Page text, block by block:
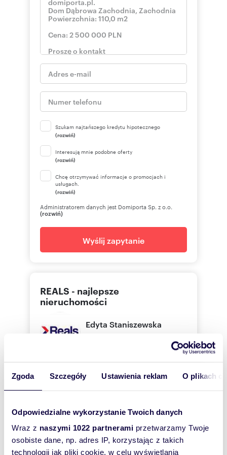
Zgoda Szczegóły Ustawienia reklam O plikach
Odpowiedzialne wykorzystanie Twoich danych
Wraz z naszymi 1022 partnerami przetwarzamy Twoje
osobiste dane, np. adres IP, korzystając z takich
technologii jak pliki cookie, w celu wyświetlania
Numer oferty: 47405/3376/ODS
Szukam najtańszego kredytu hipotecznego
(rozwiń)
Interesują mnie podobne oferty
(rozwiń)
Chcę otrzymywać informacje o promocjach i
usługach.
(rozwiń)
Administratorem danych jest Domiporta Sp. z o.o.
(rozwiń)
Wyślij zapytanie
REALS - najlepsze
nieruchomości
Edyta Staniszewska
733 99 Pokaż telefon
bezpłatnie